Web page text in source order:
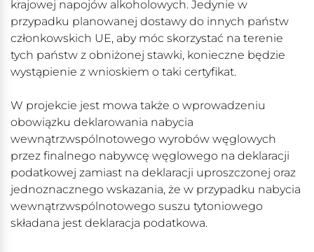
krajowej napojów alkoholowych. Jedynie w
przypadku planowanej dostawy do innych państw
członkowskich UE, aby móc skorzystać na terenie
tych państw z obniżonej stawki, konieczne będzie
wystąpienie z wnioskiem o taki certyfikat.
W projekcie jest mowa także o wprowadzeniu
obowiązku deklarowania nabycia
wewnątrzwspólnotowego wyrobów węglowych
przez finalnego nabywcę węglowego na deklaracji
podatkowej zamiast na deklaracji uproszczonej oraz
jednoznacznego wskazania, że w przypadku nabycia
wewnątrzwspólnotowego suszu tytoniowego
składana jest deklaracja podatkowa.